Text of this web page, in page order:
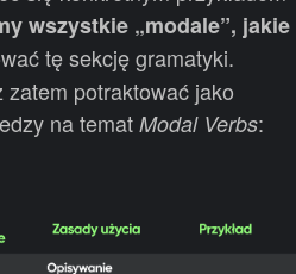
wszystkie „modale”, jakie
tę sekcję gramatyki.
potraktować jako
na temat Modal Verbs: